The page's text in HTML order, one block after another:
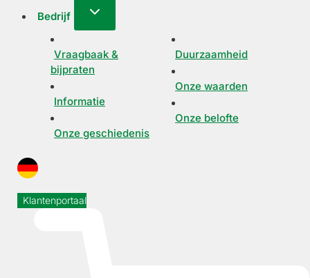
Bedrijf
Vraagbaak &
bijpraten
Informatie
Onze geschiedenis
Duurzaamheid
Onze waarden
Onze belofte
Klantenportaal